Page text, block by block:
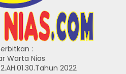
:
Warta Nias
2022